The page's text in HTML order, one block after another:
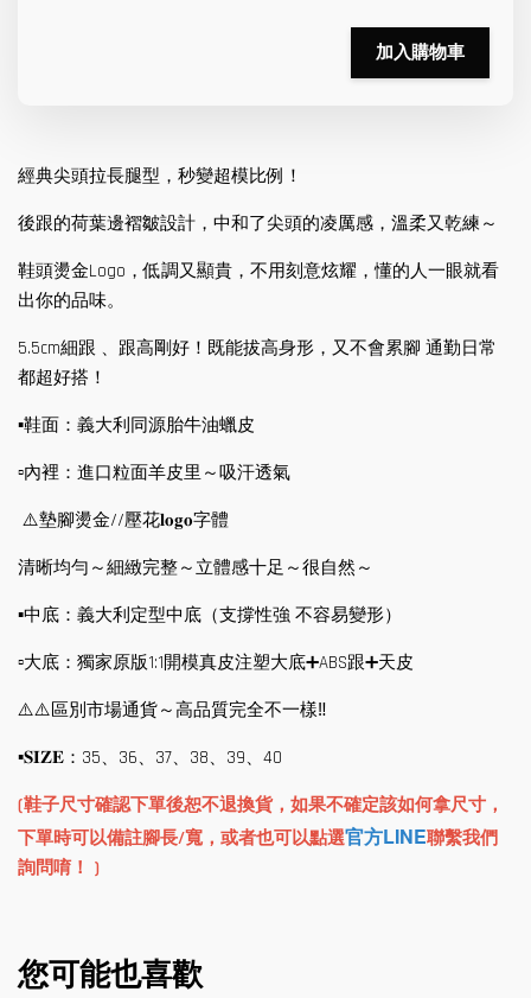
加入購物車
經典尖頭拉長腿型，秒變超模比例！
後跟的荷葉邊褶皺設計，中和了尖頭的凌厲感，溫柔又乾練～
鞋頭燙金Logo，低調又顯貴，不用刻意炫耀，懂的人一眼就看
出你的品味。
5.5cm細跟 、跟高剛好！既能拔高身形，又不會累腳 通勤日常
都超好搭！
▪️鞋面：義大利同源胎牛油蠟皮
▫️內裡：進口粒面羊皮里～吸汗透氣
⚠️墊腳燙金//壓花𝐥𝐨𝐠𝐨字體
清晰均勻～細緻完整～立體感十足～很自然～
▪️中底：義大利定型中底（支撐性強 不容易變形）
▫️大底：獨家原版1:1開模真皮注塑大底➕ABS跟➕天皮
⚠️⚠️區別市場通貨～高品質完全不一樣‼ ️
▪️𝐒𝐈𝐙𝐄：35、36、37、38、39、40
(鞋子尺寸確認下單後恕不退換貨，如果不確定該如何拿尺寸，
下單時可以備註腳長/寬，或者也可以點選官方LINE聯繫我們
詢問唷！ )
您可能也喜歡